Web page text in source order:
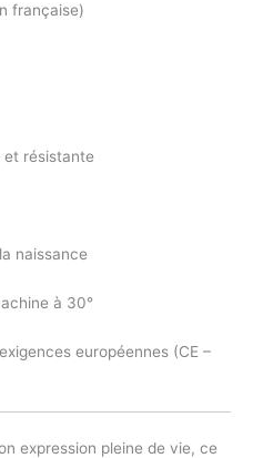
française)
et résistante
naissance
à 30°
européennes (CE –
expression pleine de vie, ce